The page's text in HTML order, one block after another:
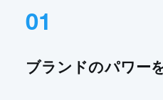
01
ブランドのパワー